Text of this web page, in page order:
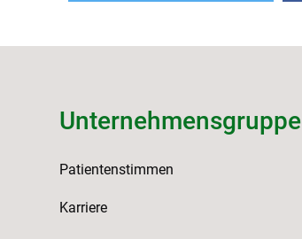
Unternehmensgruppe
Patientenstimmen
Karriere